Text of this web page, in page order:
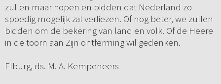
zullen maar hopen en bidden dat Nederland zo
spoedig mogelijk zal verliezen. Of nog beter, we zullen
bidden om de bekering van land en volk. Of de Heere
in de toorn aan Zijn ontferming wil gedenken.
Elburg, ds. M. A. Kempeneers